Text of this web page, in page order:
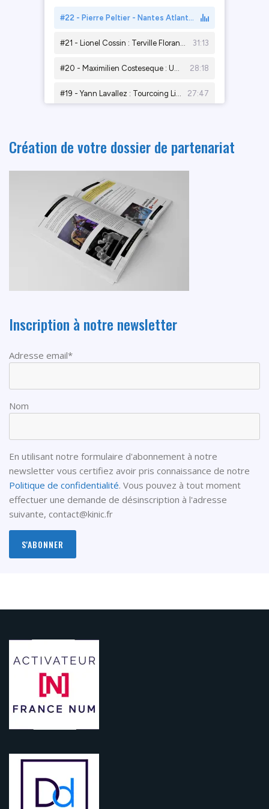
Création de votre dossier de partenariat
Inscription à notre newsletter
Adresse email*
Nom
En utilisant notre formulaire d'abonnement à notre
newsletter vous certifiez avoir pris connaissance de notre
Politique de confidentialité. Vous pouvez à tout moment
effectuer une demande de désinscription à l'adresse
suivante, contact@kinic.fr